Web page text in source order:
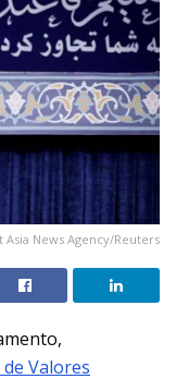
News Agency/Reuters
Valores